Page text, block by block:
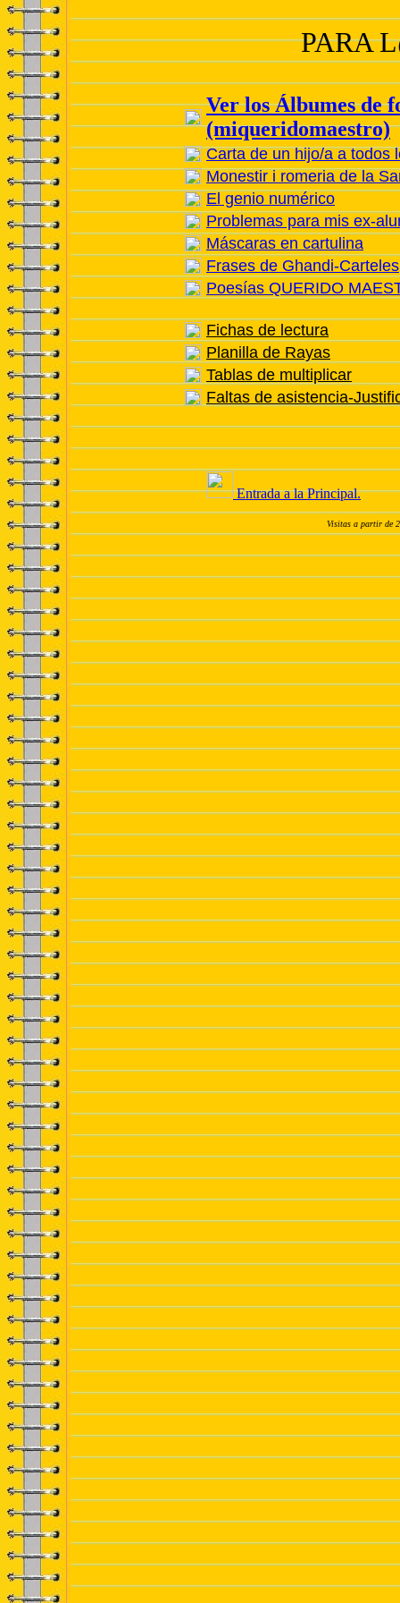
PARA
Ver los Álbumes de
(miqueridomaestro)
Carta de un hijo/a a todos
Monestir i romeria de la
El genio numérico
Problemas para mis ex-
Máscaras en cartulina
Frases de Ghandi-Carteles
Poesías QUERIDO
Fichas de lectura
Planilla de Rayas
Tablas de multiplicar
Faltas de asistencia-
Entrada a la Principal.
Visitas a partir de